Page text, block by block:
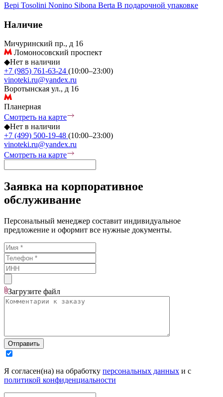
Bepi Tosolini Nonino Sibona Berta В подарочной упаковке
Наличие
Мичуринский пр., д 16
Ломоносовский проспект
◆Нет в наличии
+7 (985) 761-63-24 (10:00–23:00)
vinoteki.ru@yandex.ru
Воротынская ул., д 16
Планерная
Смотреть на карте
◆Нет в наличии
+7 (499) 500-19-48 (10:00–23:00)
vinoteki.ru@yandex.ru
Смотреть на карте
Заявка на корпоративное
обслуживание
Персональный менеджер составит индивидуальное
предложение и оформит все нужные документы.
Загрузите файл
Отправить
Я согласен(на) на обработку персональных данных и с
политикой конфиденциальности